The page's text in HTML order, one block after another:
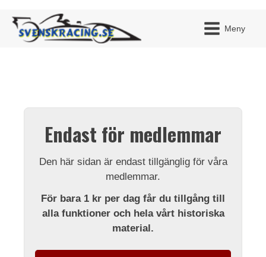
Meny
Endast för medlemmar
Den här sidan är endast tillgänglig för våra
medlemmar.
För bara 1 kr per dag får du tillgång till
alla funktioner och hela vårt historiska
material.